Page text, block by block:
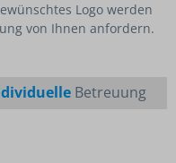
Logo werden
von Ihnen anfordern.
Betreuung